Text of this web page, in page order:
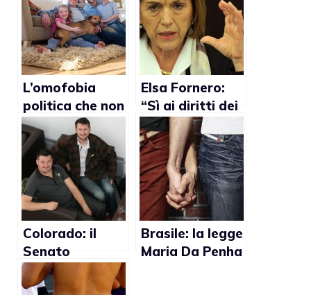
L’omofobia
politica che non
pensa ai
bambini
Elsa Fornero:
“Sì ai diritti dei
singoli, no al
matrimonio
gay”
Colorado: il
Senato
approva le
unioni gay
Brasile: la legge
Maria Da Penha